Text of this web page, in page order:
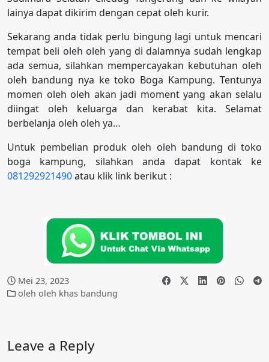
lainya dapat dikirim dengan cepat oleh kurir.
Sekarang anda tidak perlu bingung lagi untuk mencari
tempat beli oleh oleh yang di dalamnya sudah lengkap
ada semua, silahkan mempercayakan kebutuhan oleh
oleh bandung nya ke toko Boga Kampung. Tentunya
momen oleh oleh akan jadi moment yang akan selalu
diingat oleh keluarga dan kerabat kita. Selamat
berbelanja oleh oleh ya…
Untuk pembelian produk oleh oleh bandung di toko
boga kampung, silahkan anda dapat kontak ke
081292921490atau klik link berikut :
Mei 23, 2023
oleh oleh khas bandung
Leave a Reply